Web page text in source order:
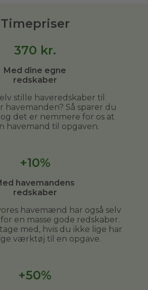
Timepriser
370 kr.
Med dine egne
redskaber
stille haveredskaber til
havemanden? Så sparer du
det er nemmere for os at
havemand til opgaven.
+10%
havemandens
redskaber
havemænd har også selv
en masse gode redskaber.
med, hvis du ikke lige har
værktøj til en opgave.
+50%